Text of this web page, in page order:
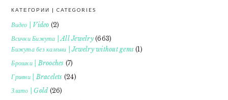
FOOTER
КАТЕГОРИИ | CATEGORIES
Видео | Video (2)
Всички Бижута | All Jewelry(663)
Бижута без камъни | Jewelry without gems (1)
Брошки | Brooches (7)
Гривни | Bracelets (24)
Злато | Gold (26)